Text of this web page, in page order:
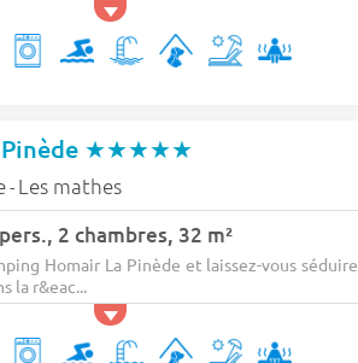
★★★★★
- Les mathes
2 chambres, 32 m²
Homair La Pinède et laissez-vous séduire
la r&eac...